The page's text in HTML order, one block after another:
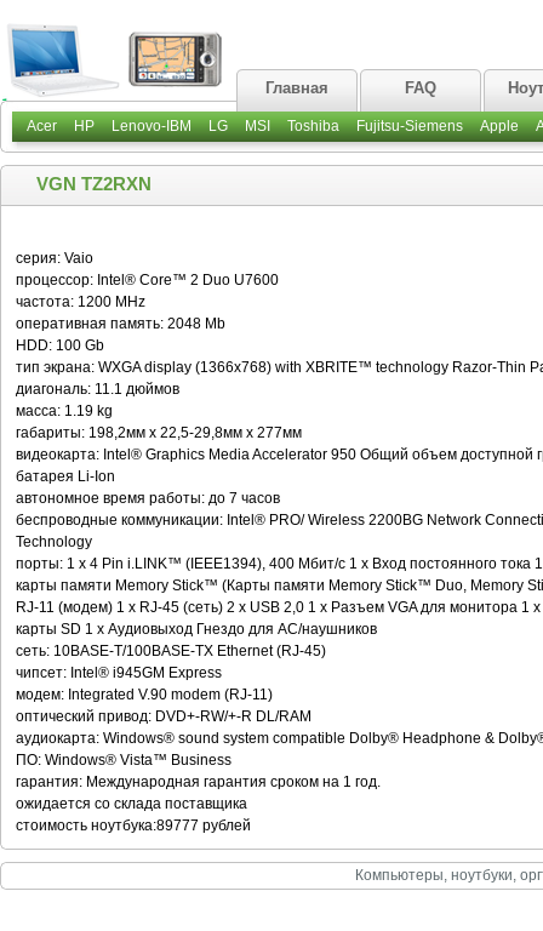
Главная FAQ
Acer HP Lenovo-IBM LG MSI Toshiba Fujitsu-Siemens Apple
VGN TZ2RXN
серия: Vaio
процессор: Intel® Core™ 2 Duo U7600
частота: 1200 MHz
оперативная память: 2048 Mb
HDD: 100 Gb
тип экрана: WXGA display (1366x768) with XBRITE™ technology Razor-Thin
диагональ: 11.1 дюймов
масса: 1.19 kg
габариты: 198,2мм х 22,5-29,8мм х 277мм
видеокарта: Intel® Graphics Media Accelerator 950 Общий объем доступной
батарея Li-Ion
автономное время работы: до 7 часов
беспроводные коммуникации: Intel® PRO/ Wireless 2200BG Network
Technology
порты: 1 x 4 Pin i.LINK™ (IEEE1394), 400 Мбит/с 1 x Вход постоянного тока
карты памяти Memory Stick™ (Карты памяти Memory Stick™ Duo, Memory
RJ-11 (модем) 1 x RJ-45 (сеть) 2 x USB 2,0 1 x Разъем VGA для монитора
карты SD 1 x Аудиовыход Гнездо для АС/наушников
сеть: 10BASE-T/100BASE-TX Ethernet (RJ-45)
чипсет: Intel® i945GM Express
модем: Integrated V.90 modem (RJ-11)
оптический привод: DVD+-RW/+-R DL/RAM
аудиокарта: Windows® sound system compatible Dolby® Headphone &
ПО: Windows® Vista™ Business
гарантия: Международная гарантия сроком на 1 год.
ожидается со склада поставщика
стоимость ноутбука:89777 рублей
Компьютеры, ноутбуки,